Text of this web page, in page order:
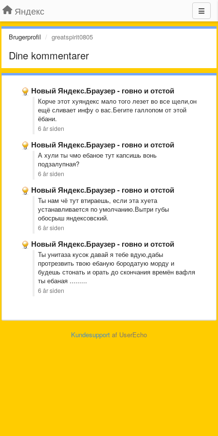
Яндекс
Brugerprofil greatspirit0805
Dine kommentarer
Новый Яндекс.Браузер - говно и отстой
Корче этот хуяндекс мало того лезет во все щели,он
ещё сливает инфу о вас.Бегите галлопом от этой
ёбани.
6 år siden
Новый Яндекс.Браузер - говно и отстой
А хули ты чмо ебаное тут капсишь вонь
подзалупная?
6 år siden
Новый Яндекс.Браузер - говно и отстой
Ты нам чё тут втираешь, если эта хуета
устанавливается по умолчанию.Вытри губы
обосрыш яндексовский.
6 år siden
Новый Яндекс.Браузер - говно и отстой
Ты унитаза кусок давай я тебе вдую,дабы
протрезвить твою ебаную бородатую морду и
будешь стонать и орать до скончания времён вафля
ты ебаная .........
6 år siden
Kundesupport af UserEcho